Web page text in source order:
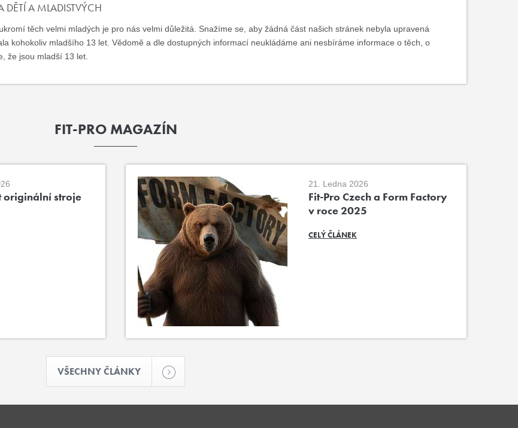
DĚTÍ A MLADISTVÝCH
těch velmi mladých je pro nás velmi důležitá. Snažíme se, aby žádná část našich stránek nebyla upravená
kohokoliv mladšího 13 let. Vědomě a dle dostupných informací neukládáme ani nesbíráme informace o těch, o
že jsou mladší 13 let.
FIT-PRO MAGAZÍN
originální stroje
21. Ledna 2026
Fit-Pro Czech a Form Factory
v roce 2025
CELÝ ČLÁNEK
VŠECHNY ČLÁNKY